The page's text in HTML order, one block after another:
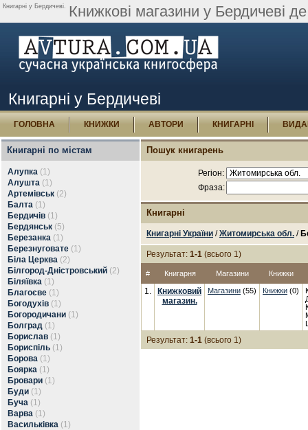
Книгарні у Бердичеві. Книжкові магазини у Бердичеві
Книгарні у Бердичеві
ГОЛОВНА КНИЖКИ АВТОРИ КНИГАРНІ
Книгарні по містам
Алупка (1)
Алушта (1)
Артемівськ (2)
Балта (1)
Бердичів (1)
Бердянськ (5)
Березанка (1)
Березнуговате (1)
Біла Церква (2)
Білгород-Дністровський (2)
Біляївка (1)
Благоєве (1)
Богодухів (1)
Богородичани (1)
Болград (1)
Борислав (1)
Бориспіль (1)
Борова (1)
Боярка (1)
Бровари (1)
Буди (1)
Буча (1)
Варва (1)
Васильківка (1)
Пошук книгарень
Регіон:
Фраза:
Книгарні
Книгарні України /Житомирська обл. /
Результат: 1-1 (всього 1)
# Книгарня Магазини Книжки
1.
Книжковий
магазин.
Магазини (55) Книжки (0)
Результат: 1-1 (всього 1)